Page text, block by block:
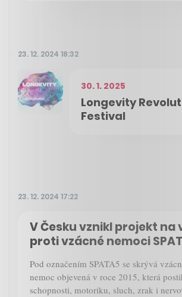
23. 12. 2024 18:32
30. 1. 2025
Longevity
Festival
23. 12. 2024 17:22
V Česku vznikl projekt na
proti vzácné nemoci
Pod označením SPATA5 se skrývá
nemoc objevená v roce 2015, která
schopnosti, motoriku, sluch, zrak i